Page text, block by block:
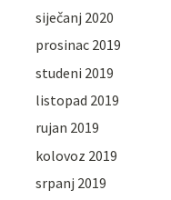
siječanj 2020
prosinac 2019
studeni 2019
listopad 2019
rujan 2019
kolovoz 2019
srpanj 2019